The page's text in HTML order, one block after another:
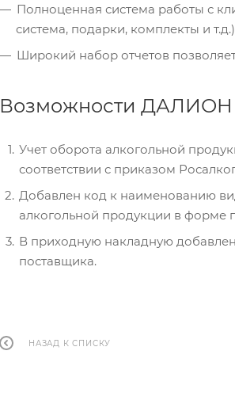
Полноценная система работы с
система, подарки, комплекты и
Широкий набор отчетов
Возможности ДАЛИОН
Учет оборота алкогольной
соответствии с приказом
Добавлен код к наименованию
алкогольной продукции в форме
В приходную накладную
поставщика.
НАЗАД К СПИСКУ